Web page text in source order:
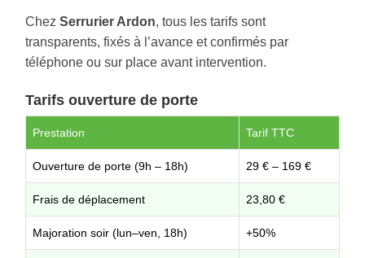
Chez Serrurier Ardon, tous les tarifs sont
transparents, fixés à l’avance et confirmés par
téléphone ou sur place avant intervention.
Tarifs ouverture de porte
Prestation Tarif TTC
Ouverture de porte (9h – 18h) 29 € – 169 €
Frais de déplacement 23,80 €
Majoration soir (lun–ven, 18h) +50%